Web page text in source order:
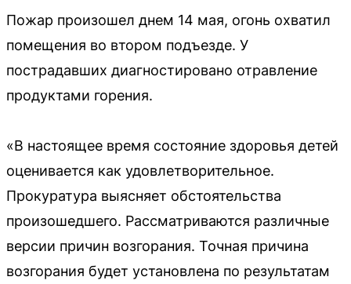
Пожар произошел днем 14 мая, огонь охватил
помещения во втором подъезде. У
пострадавших диагностировано отравление
продуктами горения.
«В настоящее время состояние здоровья детей
оценивается как удовлетворительное.
Прокуратура выясняет обстоятельства
произошедшего. Рассматриваются различные
версии причин возгорания. Точная причина
возгорания будет установлена по результатам